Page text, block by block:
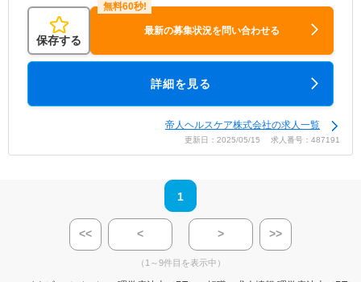
保存する
最新の募集状況を問い合わせる
詳細を見る
帝人ヘルスケア株式会社の求人一覧
更新日：2025/05/15 求人番号：487191
1
<< < > >>
（1～9件目を表示中）